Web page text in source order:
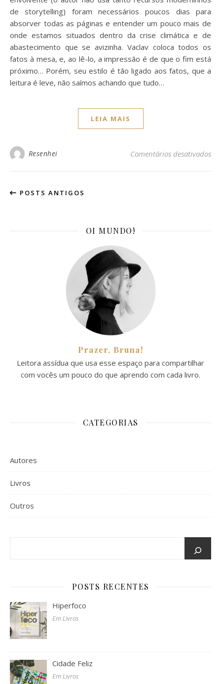
de storytelling) foram necessários poucos dias para
absorver todas as páginas e entender um pouco mais de
onde estamos situados dentro da crise climática e de
abastecimento que se avizinha. Vaclav coloca todos os
fatos à mesa, e, ao lê-lo, a impressão é de que o fim está
próximo… Porém, seu estilo é tão ligado aos fatos, que a
leitura é leve, não saímos achando que tudo…
LEIA MAIS
Resenhei Comentários desativados
POSTS ANTIGOS
OI MUNDO!
Prazer, Bruna!
Leitora assídua que usa esse espaço para compartilhar
com vocês um pouco do que aprendo com cada livro.
CATEGORIAS
Autores
Livros
Outros
POSTS RECENTES
Hiperfoco
Em Livros
Cidade Feliz
Em Livros